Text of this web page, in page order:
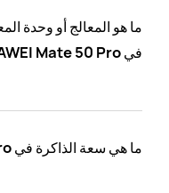
ما هو المعالج أو وحدة
في HUAWEI Mate 50 Pro؟
ما هي سعة الذاكرة في HUAWEI Mate 50 Pro؟